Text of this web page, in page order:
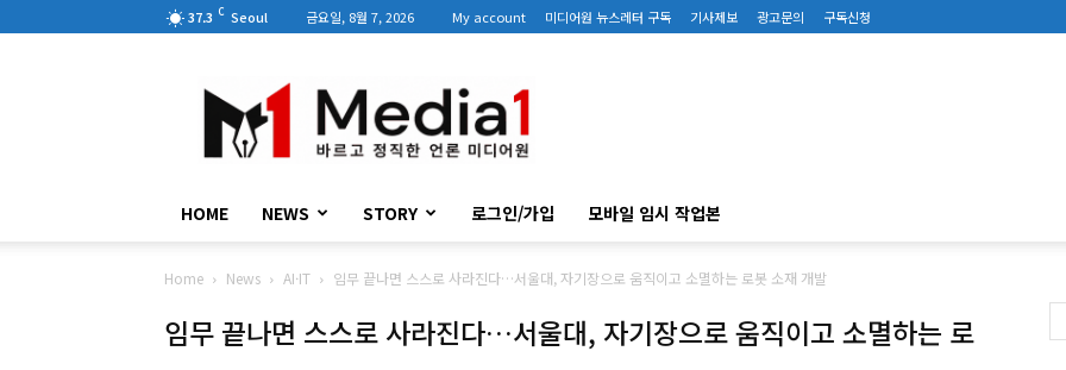
37.3 C Seoul 금요일, 8월 7, 2026 My account 미디어원 뉴스레터 구독 기사제보 광고문의 구독신청
디
어
원
HOME NEWS STORY 로그인/가입 모바일 임시 작업본
Home News AI·IT 임무 끝나면 스스로 사라진다…서울대, 자기장으로 움직이고 소멸하는 로봇 소재 개발
임무 끝나면 스스로 사라진다…서울대, 자기장으로 움직이고 소멸하는 로